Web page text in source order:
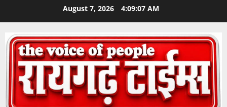
August 7, 2026 4:09:08 AM